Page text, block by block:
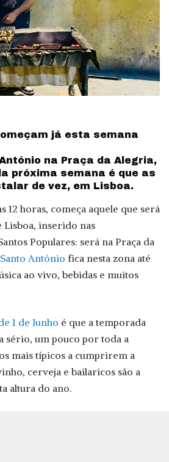
já esta semana
na Praça da Alegria,
próxima semana é que as
de vez, em Lisboa.
12 horas, começa aquele que será
inserido nas
Populares: será na Praça da
António fica nesta zona até
ao vivo, bebidas e muitos
1 de Junho é que a temporada
sério, um pouco por toda a
mais típicos a cumprirem a
cerveja e bailaricos são a
altura do ano.